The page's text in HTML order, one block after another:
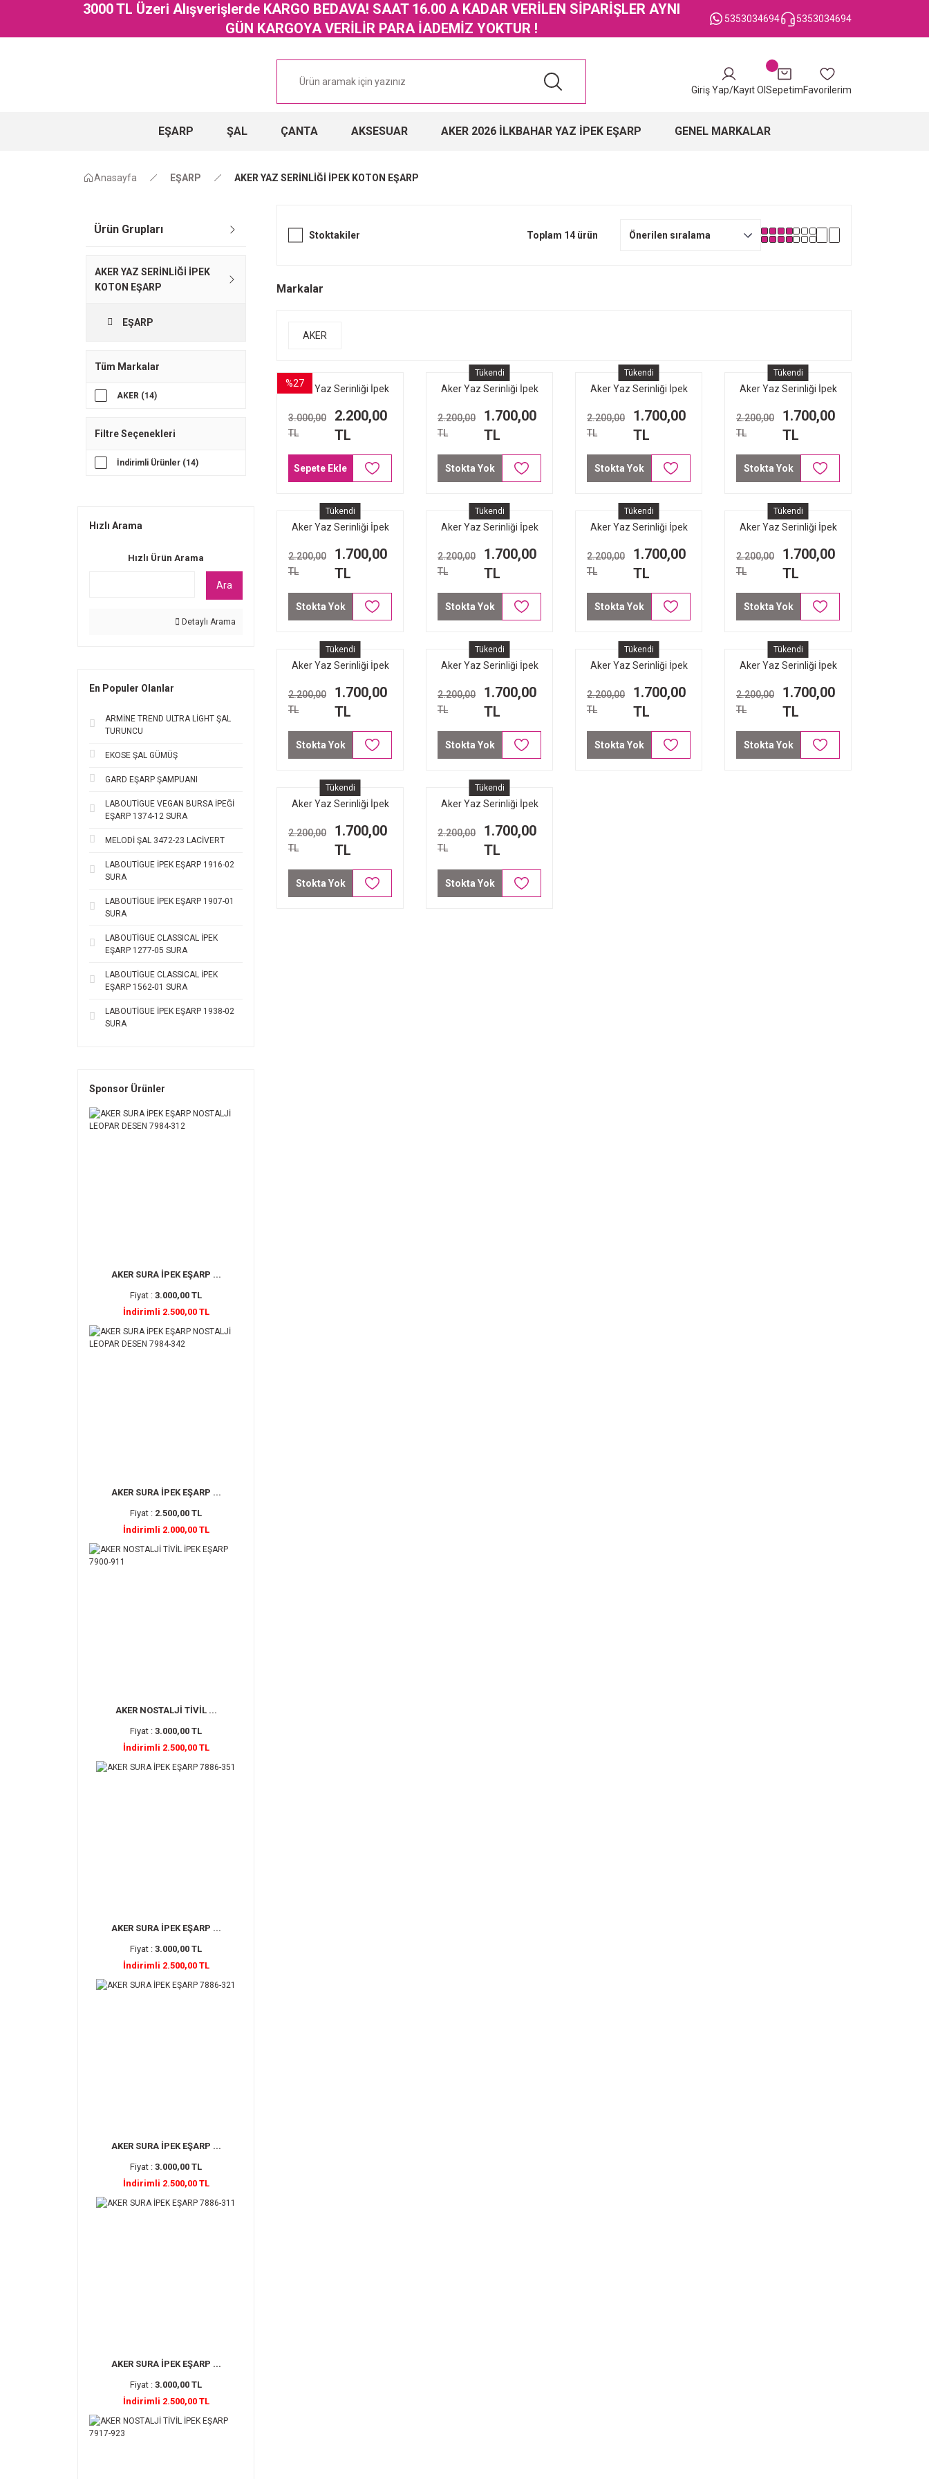
3000 TL Üzeri Alışverişlerde KARGO BEDAVA! SAAT 16.00 A KADAR VERİLEN SİPARİŞLER AYNI
GÜN KARGOYA VERİLİR PARA İADEMİZ YOKTUR !
5353034694 5353034694
Giriş Yap/Kayıt Ol SepetimFavorilerim
EŞARP ŞAL ÇANTA AKSESUAR AKER 2026 İLKBAHAR YAZ İPEK EŞARP GENEL MARKALAR
Anasayfa EŞARP AKER YAZ SERİNLİĞİ İPEK KOTON EŞARP
Ürün Grupları
AKER YAZ SERİNLİĞİ İPEK
KOTON EŞARP
EŞARP
Tüm Markalar
AKER (14)
Filtre Seçenekleri
İndirimli Ürünler (14)
Hızlı Arama
Hızlı Ürün Arama
Ara
Detaylı Arama
En Populer Olanlar
ARMİNE TREND ULTRA LİGHT ŞAL
TURUNCU
EKOSE ŞAL GÜMÜŞ
GARD EŞARP ŞAMPUANI
LABOUTİGUE VEGAN BURSA İPEĞİ
EŞARP 1374-12 SURA
MELODİ ŞAL 3472-23 LACİVERT
LABOUTİGUE İPEK EŞARP 1916-02
SURA
LABOUTİGUE İPEK EŞARP 1907-01
SURA
LABOUTİGUE CLASSICAL İPEK
EŞARP 1277-05 SURA
LABOUTİGUE CLASSICAL İPEK
EŞARP 1562-01 SURA
LABOUTİGUE İPEK EŞARP 1938-02
SURA
Sponsor Ürünler
AKER SURA İPEK EŞARP ...
Fiyat : 3.000,00 TL
İndirimli 2.500,00 TL
AKER SURA İPEK EŞARP ...
Fiyat : 2.500,00 TL
İndirimli 2.000,00 TL
AKER NOSTALJİ TİVİL ...
Fiyat : 3.000,00 TL
İndirimli 2.500,00 TL
AKER SURA İPEK EŞARP ...
Fiyat : 3.000,00 TL
İndirimli 2.500,00 TL
AKER SURA İPEK EŞARP ...
Fiyat : 3.000,00 TL
İndirimli 2.500,00 TL
AKER SURA İPEK EŞARP ...
Fiyat : 3.000,00 TL
İndirimli 2.500,00 TL
Stoktakiler Toplam 14 ürün
Markalar
AKER
%27
Aker Yaz Serinliği İpek
411 Gümüş
3.000,00
TL
2.200,00
TL
Sepete Ekle
Tükendi
Aker Yaz Serinliği İpek
496 Pudra
2.200,00
TL
1.700,00
TL
Stokta Yok
Tükendi
Aker Yaz Serinliği İpek
472 Koyu Gri
2.200,00
TL
1.700,00
TL
Stokta Yok
Tükendi
Aker Yaz Serinliği İpek
471 Koyu Kahverengi
2.200,00
TL
1.700,00
TL
Stokta Yok
Tükendi
Aker Yaz Serinliği İpek
495 Gül Kurusu
2.200,00
TL
1.700,00
TL
Stokta Yok
Tükendi
Aker Yaz Serinliği İpek
454 Haki Yeşil
2.200,00
TL
1.700,00
TL
Stokta Yok
Tükendi
Aker Yaz Serinliği İpek
434 Bakır
2.200,00
TL
1.700,00
TL
Stokta Yok
Tükendi
Aker Yaz Serinliği İpek
433 Vizon
2.200,00
TL
1.700,00
TL
Stokta Yok
Tükendi
Aker Yaz Serinliği İpek
431 Taş Rengi
2.200,00
TL
1.700,00
TL
Stokta Yok
Tükendi
Aker Yaz Serinliği İpek
424 Kot Mavi
2.200,00
TL
1.700,00
TL
Stokta Yok
Tükendi
Aker Yaz Serinliği İpek
422 Lacivert
2.200,00
TL
1.700,00
TL
Stokta Yok
Tükendi
Aker Yaz Serinliği İpek
421 Açık Mavi
2.200,00
TL
1.700,00
TL
Stokta Yok
Tükendi
Aker Yaz Serinliği İpek
413 Gold Sarı
2.200,00
TL
1.700,00
TL
Stokta Yok
Tükendi
Aker Yaz Serinliği İpek
412 Siyah
2.200,00
TL
1.700,00
TL
Stokta Yok